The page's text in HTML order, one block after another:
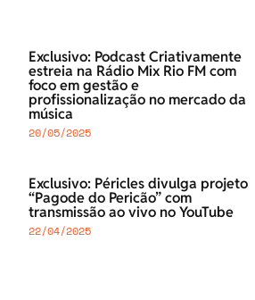
Exclusivo: Podcast Criativamente
estreia na Rádio Mix Rio FM com
foco em gestão e
profissionalização no mercado da
música
20/05/2025
Exclusivo: Péricles divulga projeto
“Pagode do Pericão” com
transmissão ao vivo no YouTube
22/04/2025